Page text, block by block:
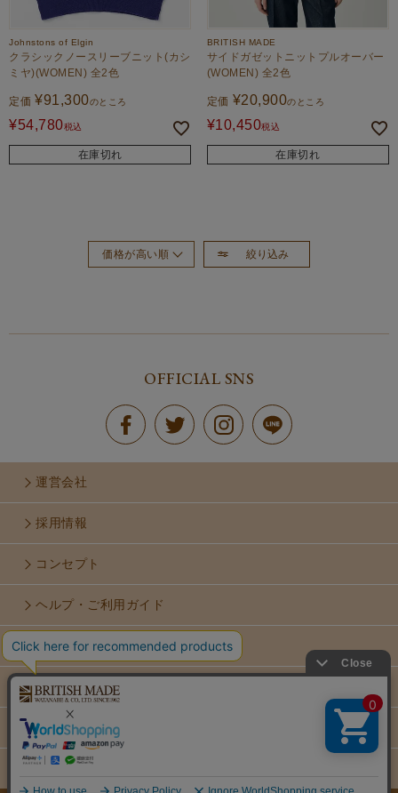
Johnstons of Elgin
クラシックノースリーブニット(カシ
ミヤ)(WOMEN) 全2色
定価 ¥91,300のところ
¥54,780税込
在庫切れ
BRITISH MADE
サイドガゼットニットプルオーバー
(WOMEN) 全2色
定価 ¥20,900のところ
¥10,450税込
在庫切れ
絞り込み
価格が高い順
OFFICIAL SNS
運営会社
採用情報
コンセプト
ヘルプ・ご利用ガイド
お問い合せ
利用規約
個人情報保護方針
特定商取引法に基づく表示